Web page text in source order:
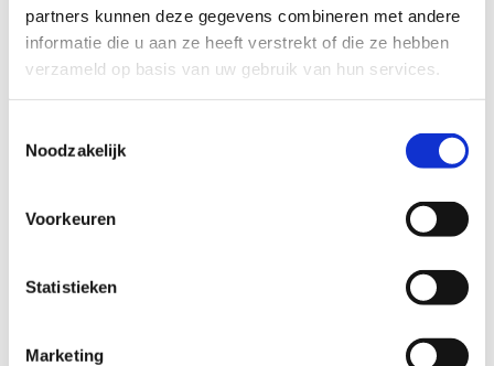
partners kunnen deze gegevens combineren met andere
informatie die u aan ze heeft verstrekt of die ze hebben
verzameld op basis van uw gebruik van hun services.
Noodzakelijk
Voorkeuren
Statistieken
Marketing
Enorme voorraad onbewerkt hout.
Korte levertijd van grote en kleine specificaties
Geproduceerd uit 100% FSC® Robinia CU-COC-
813886